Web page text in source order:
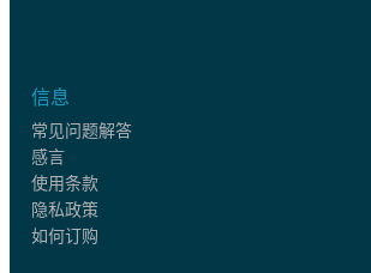
信息
常见问题解答
感言
使用条款
隐私政策
如何订购